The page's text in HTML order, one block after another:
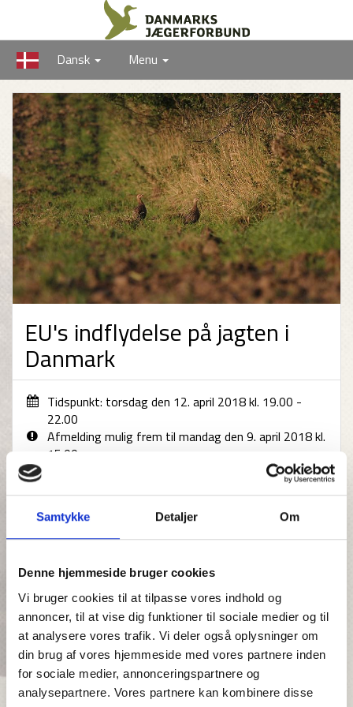
Samtykke Detaljer Om
Denne hjemmeside bruger cookies
Vi bruger cookies til at tilpasse vores indhold og
annoncer, til at vise dig funktioner til sociale medier og til
at analysere vores trafik. Vi deler også oplysninger om
din brug af vores hjemmeside med vores partnere inden
for sociale medier, annonceringspartnere og
analysepartnere. Vores partnere kan kombinere disse
Dansk Menu
EU's indflydelse på jagten i
Danmark
Tidspunkt: torsdag den 12. april 2018 kl. 19.00 -
22.00
Afmelding mulig frem til mandag den 9. april 2018 kl.
15.00
ofte synes både lang og ufremkommelig med
langsommelige og bureaukratiske processer, der spænder
ben for tiltag, der kan gavne naturen og
vildtforvaltningen i Danmark. På den baggrund ønsker
Danmarks Jægerforbund at tilvejebringe de danske
jægere mere viden om, hvordan EU-politik bliver til, når så
mange lande skal blive enige. Helt konkret skal vi drøfte,
hvordan habitat- og fuglebeskyttelsesdirektivet samt